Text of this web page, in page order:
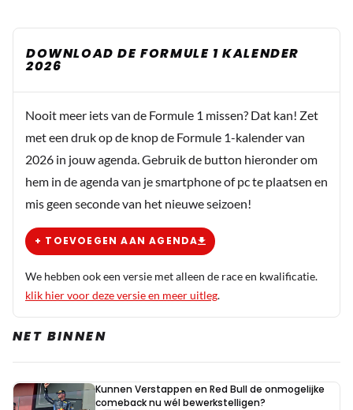
DOWNLOAD DE FORMULE 1 KALENDER
2026
Nooit meer iets van de Formule 1 missen? Dat kan! Zet
met een druk op de knop de Formule 1-kalender van
2026 in jouw agenda. Gebruik de button hieronder om
hem in de agenda van je smartphone of pc te plaatsen en
mis geen seconde van het nieuwe seizoen!
+ TOEVOEGEN AAN AGENDA
We hebben ook een versie met alleen de race en kwalificatie.
klik hier voor deze versie en meer uitleg.
NET BINNEN
Kunnen Verstappen en Red Bull de onmogelijke
comeback nu wél bewerkstelligen?